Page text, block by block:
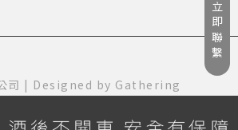
立即聯繫
司 | Designed by Gathering